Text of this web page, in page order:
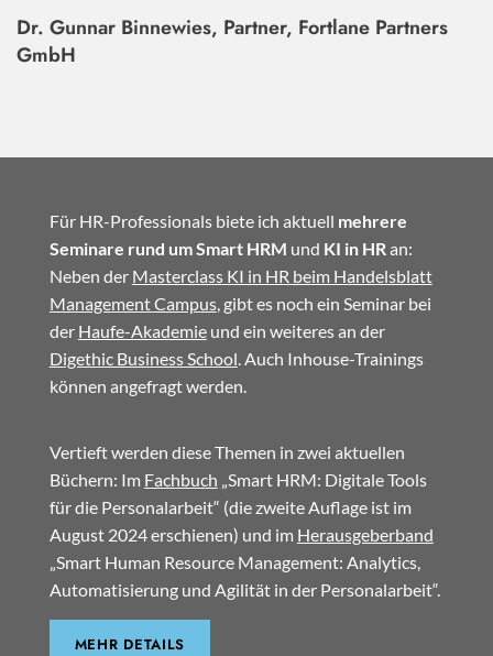
Dr. Gunnar Binnewies, Partner, Fortlane Partners
GmbH
Für HR-Professionals biete ich aktuell mehrere
Seminare rund um Smart HRM und KI in HR an:
Neben der Masterclass KI in HR beim Handelsblatt
Management Campus, gibt es noch ein Seminar bei
der Haufe-Akademieund ein weiteres an der
Digethic Business School . Auch Inhouse-Trainings
können angefragt werden.
Vertieft werden diese Themen in zwei aktuellen
Büchern: Im Fachbuch „Smart HRM: Digitale Tools
für die Personalarbeit“ (die zweite Auflage ist im
August 2024 erschienen) und im Herausgeberband
„Smart Human Resource Management: Analytics,
Automatisierung und Agilität in der Personalarbeit“.
MEHR DETAILS